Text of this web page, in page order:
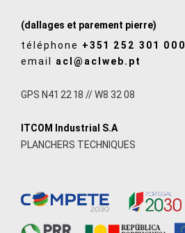
(dallages et parement pierre)
téléphone +351 252 301 000
email acl@aclweb.pt
GPS N41 22 18 // W8 32 08
ITCOM Industrial S.A
PLANCHERS TECHNIQUES